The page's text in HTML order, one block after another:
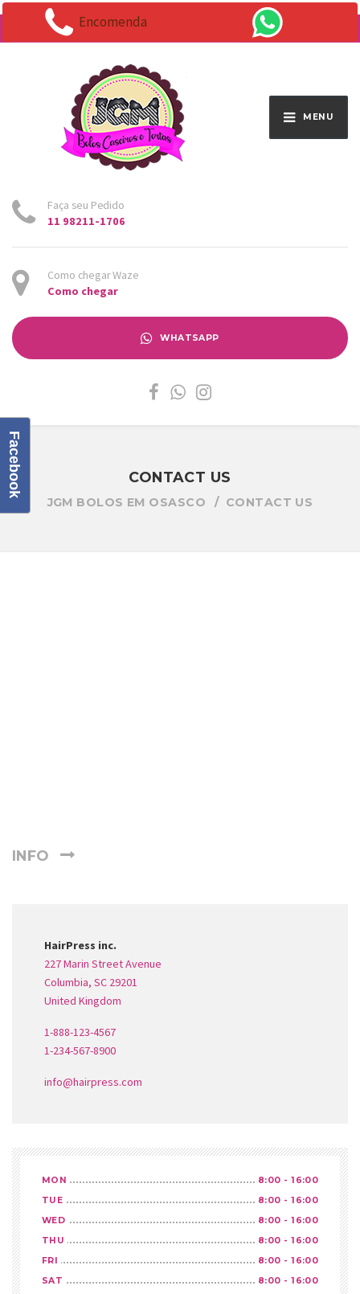
Endereço:Av. Santo Antônio 1663 - Vila Osasco
MENU
Faça seu Pedido
11 98211-1706
Como chegar Waze
Como chegar
WHATSAPP
CONTACT US
JGM BOLOS EM OSASCO CONTACT US
INFO
HairPress inc.
227 Marin Street Avenue
Columbia, SC 29201
United Kingdom
1-888-123-4567
1-234-567-8900
info@hairpress.com
MON
8:00 - 16:00
TUE
8:00 - 16:00
WED
8:00 - 16:00
THU
8:00 - 16:00
FRI
8:00 - 16:00
SAT
8:00 - 16:00
Encomenda
Facebook